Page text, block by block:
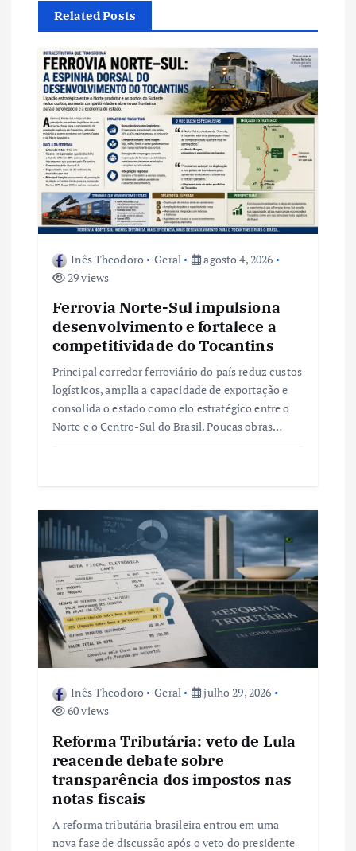
ã
o
d
e
P
o
Related Posts
Inês Theodoro Geral
agosto 4, 2026
29 views
Ferrovia Norte-Sul impulsiona
desenvolvimento e fortalece a
competitividade do Tocantins
Principal corredor ferroviário do país reduz custos
logísticos, amplia a capacidade de exportação e
consolida o estado como elo estratégico entre o
Norte e o Centro-Sul do Brasil. Poucas obras…
Inês Theodoro Geral
julho 29, 2026
60 views
Reforma Tributária: veto de Lula
reacende debate sobre
transparência dos impostos nas
notas fiscais
A reforma tributária brasileira entrou em uma
nova fase de discussão após o veto do presidente